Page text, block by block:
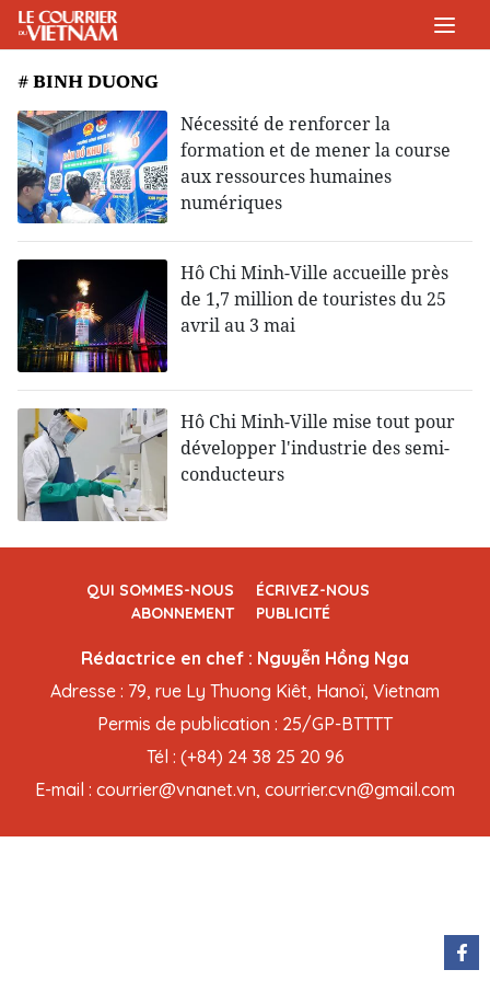
# BINH DUONG
Nécessité de renforcer la
formation et de mener la course
aux ressources humaines
numériques
Hô Chi Minh-Ville accueille près
de 1,7 million de touristes du 25
avril au 3 mai
Hô Chi Minh-Ville mise tout pour
développer l'industrie des semi-
conducteurs
QUI SOMMES-NOUS
ÉCRIVEZ-NOUS
ABONNEMENT
PUBLICITÉ
Rédactrice en chef : Nguyễn Hồng Nga
Adresse : 79, rue Ly Thuong Kiêt, Hanoï, Vietnam
Permis de publication : 25/GP-BTTTT
Tél : (+84) 24 38 25 20 96
E-mail : courrier@vnanet.vn, courrier.cvn@gmail.com